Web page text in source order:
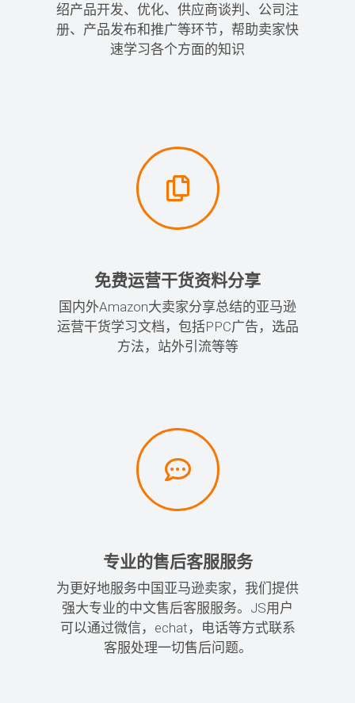
绍产品开发、优化、供应商谈判、公司注
册、产品发布和推广等环节，帮助卖家快
速学习各个方面的知识
免费运营干货资料分享
国内外Amazon大卖家分享总结的亚马逊
运营干货学习文档，包括PPC广告，选品
方法，站外引流等等
专业的售后客服服务
为更好地服务中国亚马逊卖家，我们提供
强大专业的中文售后客服服务。JS用户
可以通过微信，echat，电话等方式联系
客服处理一切售后问题。